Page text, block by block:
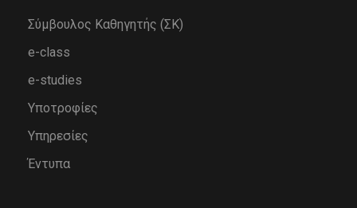
Σύμβουλος Καθηγητής (ΣΚ)
e-class
e-studies
Υποτροφίες
Υπηρεσίες
Έντυπα